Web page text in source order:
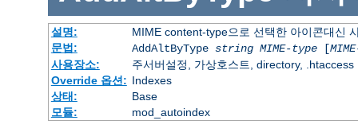
설명:
MIME content-type으로 선택한 아이콘대신
문법:
AddAltByType string MIME-type[
사용장소:
주서버설정, 가상호스트, directory, .htaccess
Override 옵션: Indexes
상태:
Base
모듈:
mod_autoindex